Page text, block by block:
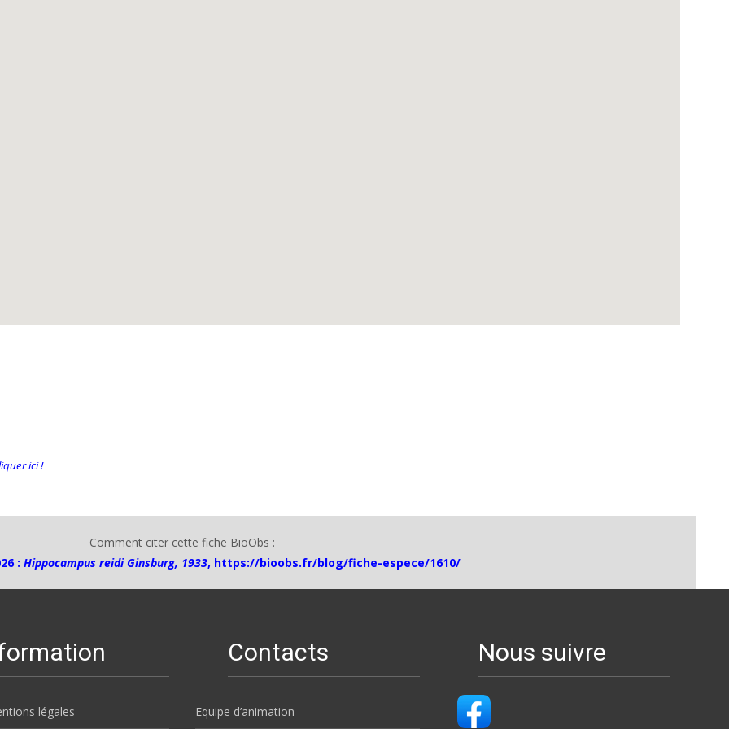
ici !
Comment citer cette fiche BioObs :
: Hippocampus reidi Ginsburg, 1933, https://bioobs.fr/blog/fiche-espece/1610/
légales
Contacts
Equipe d’animation
Nous suivre